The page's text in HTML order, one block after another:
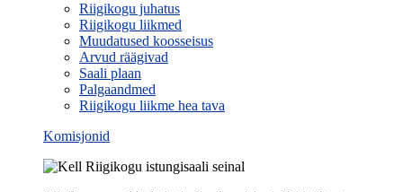
Riigikogu juhatus
Riigikogu liikmed
Muudatused koosseisus
Arvud räägivad
Saali plaan
Palgaandmed
Riigikogu liikme hea tava
Komisjonid